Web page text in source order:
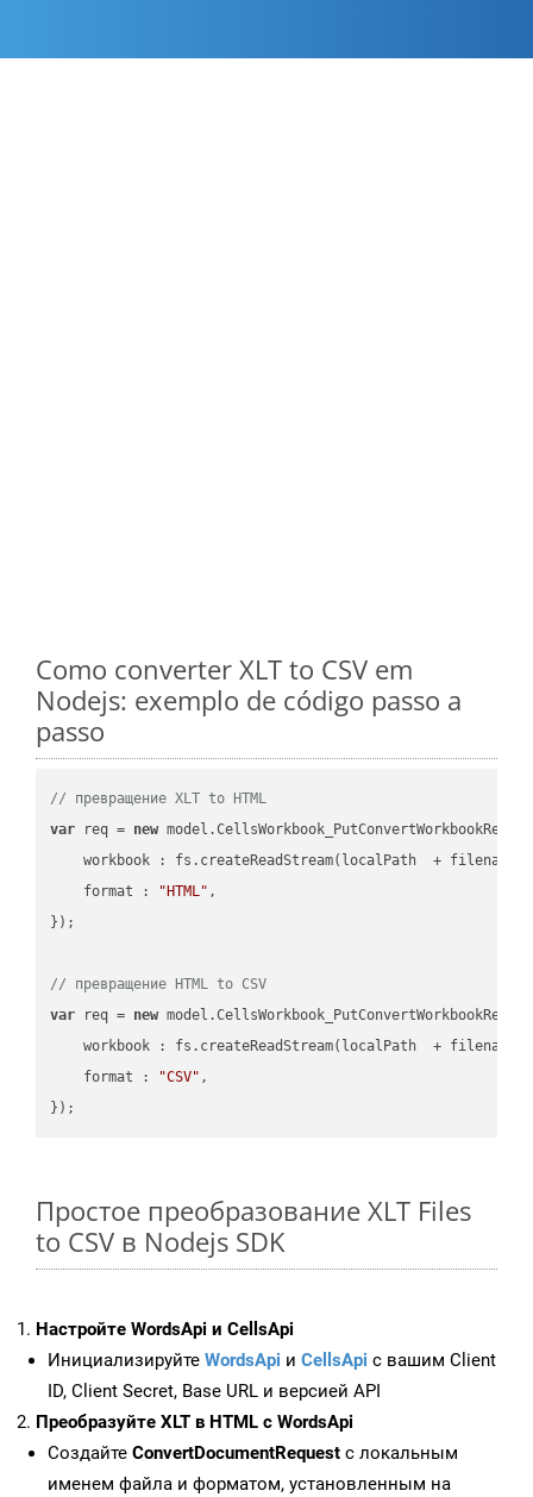
Como converter XLT to CSV em
Nodejs: exemplo de código passo a
passo
// превращение XLT to HTML
var req = new
workbook : fs.createReadStream(localPath  + filename
format : "HTML" ,
});
// превращение HTML to CSV
var req = new
workbook : fs.createReadStream(localPath  + filename
format : "CSV" ,
Простое преобразование XLT Files
to CSV в Nodejs SDK
Настройте WordsApi и CellsApi
Инициализируйте WordsApi и CellsApi с вашим Client
ID, Client Secret, Base URL и версией API
Преобразуйте XLT в HTML с WordsApi
Создайте ConvertDocumentRequest с локальным
именем файла и форматом, установленным на